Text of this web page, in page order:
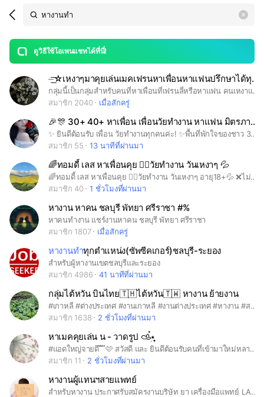
Search
OpenChats
messages
search
area
ดูวิธีใช้โอเพนแชทได้ที่นี่!
open
⏤͟͟͞͞☆เหงาๆมาคุยเล่นเมคเฟรนหาเพื่อนหาแฟนปรึกษาได้ทุกเรื่อง 🎶👾💭
กลุ่มนี้เป็นกลุ่มสำหรับคนที่หาเพื่อนที่เฟรนลี่หรือหาแฟน คนเหงาและนอนดึก💘หรือคนคุยดามใจ😋 เป็นกลุ่มง่ายๆ(มีกฎเล็กน้อย)เข้าได้ไม่จำกัดอายุคุยกัน แบบเพื่อน,พี่,น้อง,หรือครอบครัว💖 กลุ่มเราเป็นกลุ่มง่ายๆมีข้อตกลง กรุณารักษามารยาทและระวังคำพูด/การกระทำ ยังไงก็ขอบคุณที่มาเป็นสมาชิกกลุ่มเรานะคะ ข้องใจอะไรสามารถสอบถามแอดมินกลุ่มได้ ✧༺♥ยินดีต้อนรับทุกคน♥༻✧ ° 。 ° ˛˚˛ * _Π_____*。*˚ ˚ ˛ •˛•˚ */______/~＼。˚ ˚ ˛ ˚ ˛ •˛• ˚ ｜ 田田 ｜門｜ #หาเพื่อนหาแฟน#คนนอนดึกมีเพื่อนคุย#สายโอตาคุ#มังงะ#มังฮวา#นิยาย#สาววาย#ดารา#หนัง#ซีรีย์#ภาพยนต์#อนิเมะ#แอนิเมชั่น#fyp#ห้องแชร์#ไม่มีกฎ#ร้องเพลง#ไลฟ์ทอล์ก#มีม#เม้ามอย์#คุยเล่นคุยสนุก#มิตรภาพลาบก้อย#แลกเปลี่ยนความรู้#แลกเปลี่ยนความคิดเห็นความสนใจ#หาคนระบายความเศร้าความทุกข์ใจ#แลกเปลี่ยนไอดีไลน์#แลกฟอลไอจี,เฟสแลกอื่นๆ#หาเพื่อนไปเที่ยว#คุยได้ทุกเรื่อง#ปรึกษาเรื่องชีวิตให้คำแนะนำดีๆ#เซฟโซน#เหงา#หาเพื่อน#พร้อมรับฟังปัญหา#อื่นๆ#คุยได้ทุกเรื่อง#หาเพื่อนเล่นเกมส์,ฟีฟาย,Rov,โรบอท..และอื่นๆ#นอนดึก#ฟีดหน่อยเถอะะ#มาเป็นเพื่อนกันได้นะ#เข้าได้ไม่จำกัดอายุ#อย่าปิดกั้นการมองเห็น#ฟีดหน่อย#fyp#หาเพื่อนเที่ยว#ดื่ม ดริ๊ง หางาน #ปรึกษาหารือกัน #ในกลุ่มไม่ได้มีแต่เด็กนะเฟ้ย!!!!
สมาชิก 2040
เมื่อสักครู่
🎉🎊 30+ 40+ หาเพื่อน เพื่อนวัยทำงาน หาแฟน มิตรภาพ🎊😁😁😊😊
​✨ ยินดีต้อนรับ เพื่อน วัยทำงานทุกคนค่ะ! ✨ ​พื้นที่พักใจของชาว 30+ 40+ 50+ มาล้อมวงพูดคุย เม้าท์มอย เรื่องกิน เรื่องเที่ยว หรือแชร์เรื่องราวในชีวิตประจำวัน แบบเฮฮาปาจิงโกะ เน้นมิตรภาพดีๆ สังคมน่าอยู่ ไม่ซีเรียส สาระมีบ้างไม่มีบ้างตามประสาคนคุยกันค่ะ 😉 ​🚫 กฎเหล็กของห้อง: งดการเมือง, ศาสนา, เรื่องลามก, การขายของทุกชนิด, รับงาน หรือหาค่าขนมเด็ดขาด หากพบเห็นแบนทันทีเพื่อรักษาบรรยากาศห้องนะคะ ​มาสร้างมิตรภาพดีๆ เริ่มต้นที่นี่ด้วยกันค่ะ! 🥂✨ ​#วัยทำงาน #เพื่อนคุย #หาแฟน #30+ #40+ #50+ #มิตรภาพ #เฮฮา #เม้าท์มอย #กินเที่ยว #สังคมวัยทำงาน #หาเพื่อนคุย #ไม่เอามิจฉาชีพ
สมาชิก 55
13 นาทีที่ผ่านมา
🌈ทอมดี้ เลส หาเพื่อนคุย 🏳️‍🌈วัยทำงาน วันเหงาๆ 💦
🌈ทอมดี้ เลส หาเพื่อนคุย 🏳️‍🌈วัยทำงาน วันเหงาๆ อายุ18+💦 ❌ไม่รับผู้ชายนะคะ❌
สมาชิก 40
1 ชั่วโมงที่ผ่านมา
หางาน หาคน ชลบุรี พัทยา ศรีราชา #%
หาคนทำงาน แชร์งานหาคน ชลบุรี พัทยา ศรีราชา
สมาชิก 1807
เมื่อสักครู่
หางานทำทุกตำแหน่ง(ซัพซีคเกอร์)ชลบุรี-ระยอง
สำหรับผู้หางานเขตชลบุรีและระยอง
สมาชิก 4986
41 นาทีที่ผ่านมา
กลุ่มไต้หวัน บินไทย🇹🇭ไต้หวัน🇹🇼 หางาน ย้ายงาน
#เกาหลี #ต่างประเทศ #งานเกาหลี #งานต่างประเทศ #หางาน #สมัครงาน #K-ETA บินฟรี #งานสวน #งานนวด #งานโรงงาน #งานโรงแรม #งานไต้หวัน #ทำงานไต้หวัน #หางานไต้หวัน
สมาชิก 1638
2 ชั่วโมงที่ผ่านมา
หาเมคคุยเล่น น - วาดรูป 𐚁๋࣭⭑ֶָ֢
#แอดใหญ่จายดี ี ี ี🩷 สวัสดี และ ยินดีต้อนรับคนที่เข้ามาใหม่หลายๆคนนะคะ 🫶 เข้ามาแล้วแนะตัวในโน้ตได้เลยค่า แอดเฟรนลี่นะคะ คุยแบบเป็นกันเองได้เลย สามารถแจ้ง - รีพอร์ต คนที่ก่อกวนและสแปมหรือสร้างปัญหาได้ทันทีเลยค่ะ ! กฏ - แปะงานวาดได้ตามสบาย ติชม กันได้นะคะ - คุยเล่นกันแบบเป็นกันเองงดหยาบคายถ้าไม่สนิท - งดทะเลาะกันวิวาทกันในกลุมหรือสร้างความรบกวนให้แก่ผู้อื่นนะคะ 🙅‍♀️ ครั้งที่ 1 (✰) ตักเตือนกันเล็กน้อยค่ะ ครั้งที่ 2 (✩) ตักเตือนครั้งที่สองจะเข้มงวดกว่านี้นะคะ :) ครั้งที่ 3 (★) = 🪽+บล็อค ค่ะ - งดเครมงานของผู้อื่นโดยไม่ได้รับอนุญาตทุกกรณีค่ะ! - ห้ามสแปมหรือส่งจดหมายลูกโซ่นะคะ >:( - งดแชร์ลิ้งการพนันทุกลิ้งค์ (ฝ่าฝืนจะโดนเตะทันที)❌❌ -หาเมคหาแฟนระบายอารมณ์หาเพื่อนวาดรูปทำได้หมดเลยค่ะขอแค่อย่า แปะงาน18+ หรือติดเหลดมากเกินไปเท่านั้นค่ะ ขอให้ทุกคนทำตามแต่เคารพกฏกันด้วยน้าา #92 mu krubb | | | | | | | 🪽 ㅇㅅㅇ
สมาชิก 11
2 ชั่วโมงที่ผ่านมา
หางานผู้แทนฯสายแพทย์
สำหรับหางาน ประกาศรับสมัครงานบริษัท ยา เครื่องมือแพทย์ LAB dental อาหารการแพทย์ ฯลฯ โปรดใช้วิจารณญาณในการติดต่อทางผู้จัดทำไม่มีส่วนเกี่ยวข้องกับการรับสมัครใดๆทั้งสิ้น